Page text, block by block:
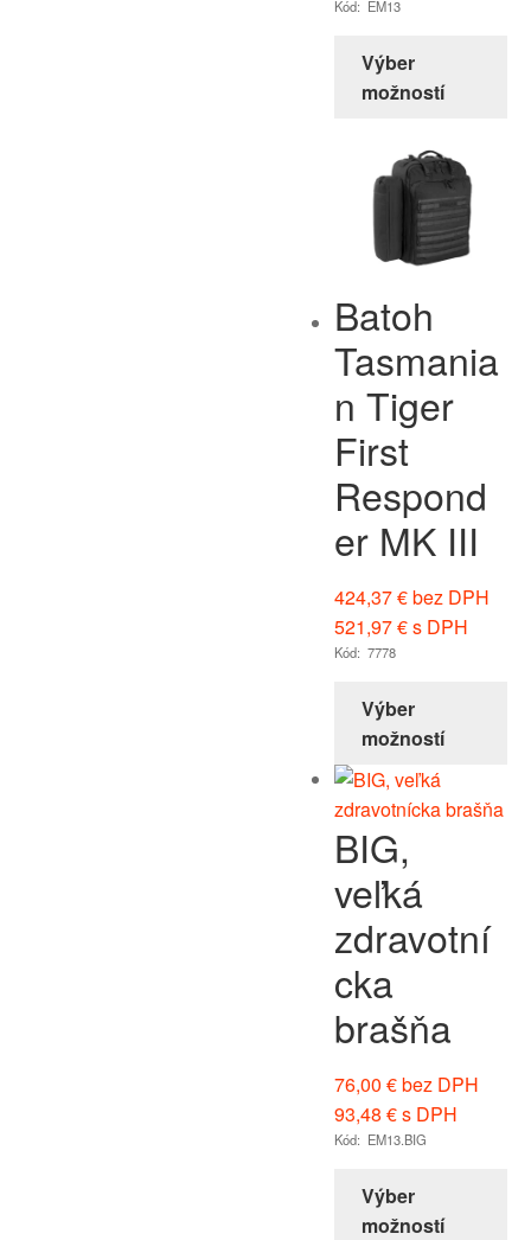
Kód: EM13
Výber
možností
Batoh
Tasmania
n Tiger
First
Respond
er MK III
424,37€bez DPH
521,97€s DPH
Kód: 7778
Výber
možností
BIG,
veľká
zdravotní
cka
brašňa
76,00 €bez DPH
93,48 €s DPH
Kód: EM13.BIG
Výber
možností